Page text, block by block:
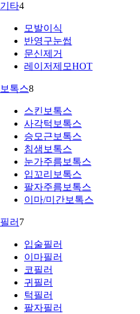
기타4
모발이식
반영구눈썹
문신제거
레이저제모HOT
보톡스8
스킨보톡스
사각턱보톡스
승모근보톡스
침샘보톡스
눈가주름보톡스
입꼬리보톡스
팔자주름보톡스
이마/미간보톡스
필러 7
입술필러
이마필러
코필러
귀필러
턱필러
팔자필러